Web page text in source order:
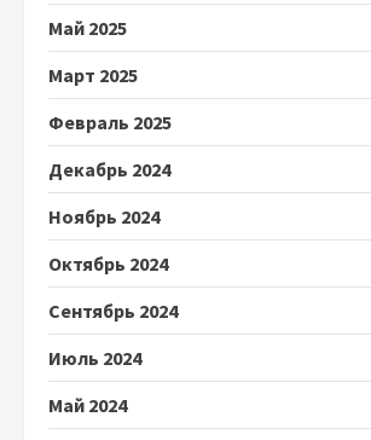
Май 2025
Март 2025
Февраль 2025
Декабрь 2024
Ноябрь 2024
Октябрь 2024
Сентябрь 2024
Июль 2024
Май 2024